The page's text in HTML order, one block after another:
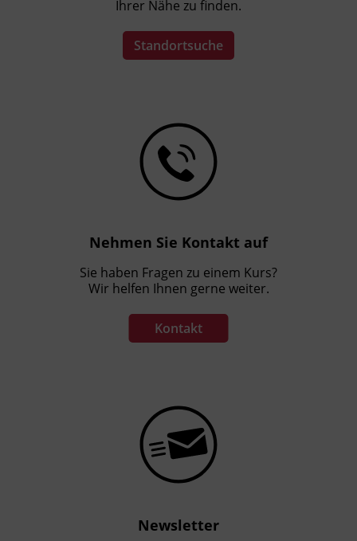
Ihrer Nähe zu finden.
Standortsuche
Nehmen Sie Kontakt auf
Sie haben Fragen zu einem Kurs?
Wir helfen Ihnen gerne weiter.
Kontakt
Newsletter